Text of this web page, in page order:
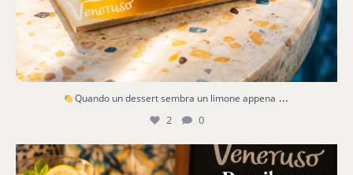
Quando un dessert sembra un limone appena ...
2 0
Due crostoni, un calice di freschezza e tutto il...